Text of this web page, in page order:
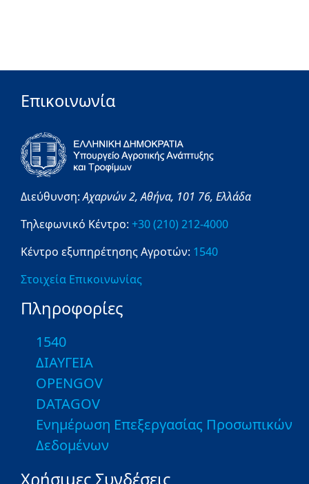
Επικοινωνία
Διεύθυνση:Αχαρνών 2,Αθήνα, 101 76, Ελλάδα
Τηλεφωνικό Κέντρο: +30 (210) 212-4000
Κέντρο εξυπηρέτησης Αγροτών: 1540
Στοιχεία Επικοινωνίας
Πληροφορίες
1540
ΔΙΑΥΓΕΙΑ
OPENGOV
DATAGOV
Ενημέρωση Επεξεργασίας Προσωπικών
Δεδομένων
Χρήσιμες Συνδέσεις